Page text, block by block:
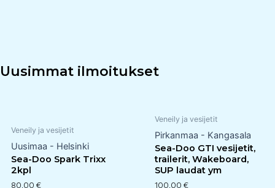
Uusimmat ilmoitukset
Veneily ja vesijetit
Uusimaa - Helsinki
Sea-Doo Spark Trixx
2kpl
80,00 €
Veneily ja vesijetit
Pirkanmaa - Kangasala
Sea-Doo GTI vesijetit,
trailerit, Wakeboard,
SUP laudat ym
100,00 €